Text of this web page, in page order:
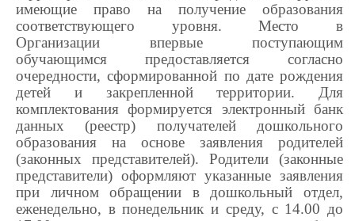
имеющие право на получение образования
соответствующего уровня. Место в
Организации впервые поступающим
обучающимся предоставляется согласно
очередности, сформированной по дате рождения
детей и закрепленной территории. Для
комплектования формируется электронный банк
данных (реестр) получателей дошкольного
образования на основе заявления родителей
(законных представителей). Родители (законные
представители) оформляют указанные заявления
при личном обращении в дошкольный отдел,
еженедельно, в понедельник и среду, с 14.00 до